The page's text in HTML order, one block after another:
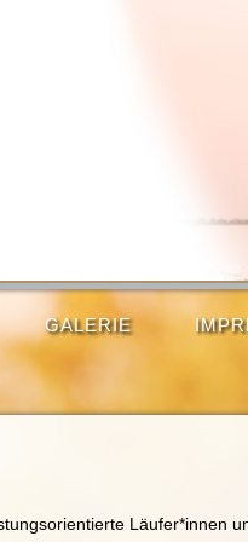
GALERIE
Läufer*innen